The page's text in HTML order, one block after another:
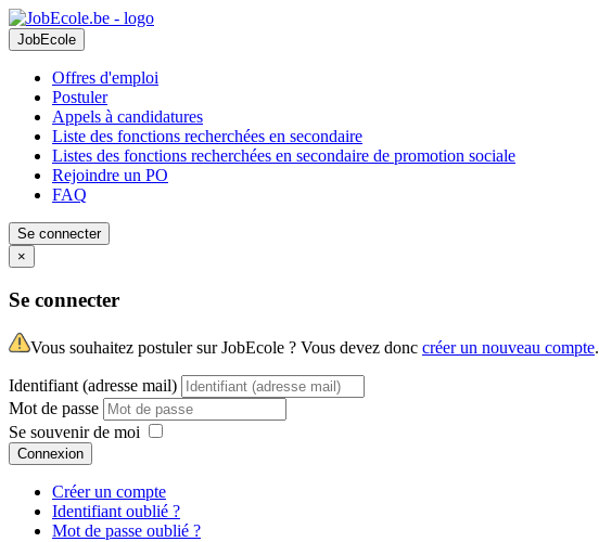
JobEcole
Offres d'emploi
Postuler
Appels à candidatures
Liste des fonctions recherchées en secondaire
Listes des fonctions recherchées en secondaire de promotion sociale
Rejoindre un PO
FAQ
Se connecter
×
Se connecter
Vous souhaitez postuler sur JobEcole ? Vous devez donc créer un nouveau compte.
Identifiant (adresse mail)
Mot de passe
Se souvenir de moi
Connexion
Créer un compte
Identifiant oublié ?
Mot de passe oublié ?